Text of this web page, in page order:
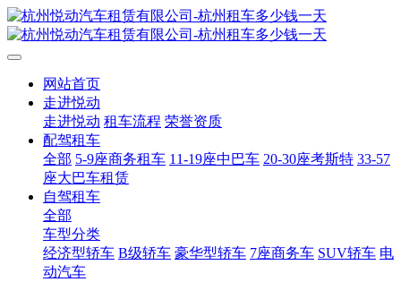
网站首页
走进悦动
走进悦动 租车流程 荣誉资质
配驾租车
全部 5-9座商务租车 11-19座中巴车 20-30座考斯特 33-57
座大巴车租赁
自驾租车
全部
车型分类
经济型轿车 B级轿车 豪华型轿车 7座商务车 SUV轿车 电
动汽车